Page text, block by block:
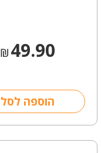
₪49.90
הוספה לסל